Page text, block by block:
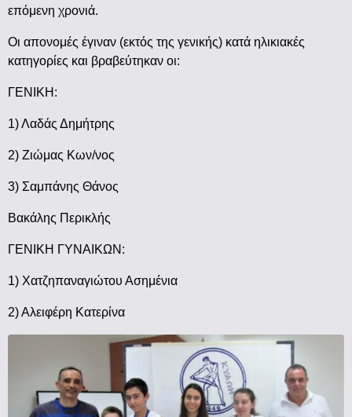
επόμενη χρονιά.
Οι απονομές έγιναν (εκτός της γενικής) κατά ηλικιακές
κατηγορίες και βραβεύτηκαν οι:
ΓΕΝΙΚΗ:
1) Λαδάς Δημήτρης
2) Ζιώμας Κων/νος
3) Σαμπάνης Θάνος
Βακάλης Περικλής
ΓΕΝΙΚΗ ΓΥΝΑΙΚΩΝ:
1) Χατζηπαναγιώτου Ασημένια
2) Αλειφέρη Κατερίνα